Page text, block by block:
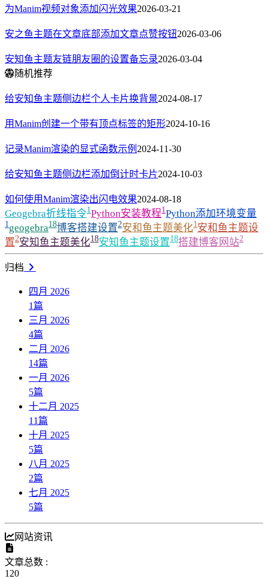
为Manim视频对象添加闪光效果2026-03-21
安之鱼主题在文章底部添加文章点赞按钮2026-03-06
安知鱼主题友链朋友圈的设置备忘录2026-03-04
随机推荐
给安知鱼主题侧边栏个人卡片换背景2024-08-17
用Manim创建一个带有顶点标签的矩形2024-10-16
记录Manim渲染的显式函数示例 2024-11-30
给安知鱼主题侧边栏添加倒计时卡片2024-10-03
如何使用Manim渲染出闪电效果2024-08-18
Geogebra折线指令1Python安装教程1Python添加环境变量
1geogebra18博客搭建设置2安和鱼主题美化1安和鱼主题设
置2安知鱼主题美化18安知鱼主题设置18搭建博客网站2
归档
四月 2026
1篇
三月 2026
4篇
二月 2026
14篇
一月 2026
5篇
十二月 2025
11篇
十月 2025
5篇
八月 2025
2篇
七月 2025
5篇
网站资讯
文章总数 :
120